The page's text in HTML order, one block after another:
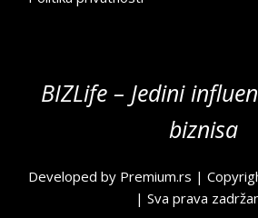
BIZLife – Jedini
biznisa
Developed by Premium.rs |
| Sva prava